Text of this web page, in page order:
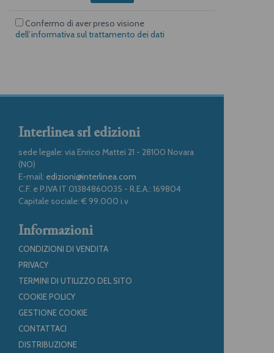
Confermo di aver preso visione
dell’informativa sul trattamento dei dati
Interlinea srl edizioni
sede legale: via Enrico Mattei 21 - 28100 Novara
(NO)
E-mail: edizioni@interlinea.com
C.F. e P.IVA IT 01384860035 - R.E.A.: 169804
Capitale sociale: € 99.000 i.v
Informazioni
CONDIZIONI DI VENDITA
PRIVACY
TERMINI DI UTILIZZO DEL SITO
COOKIE POLICY
GESTIONE COOKIE
CONTATTACI
DISTRIBUZIONE